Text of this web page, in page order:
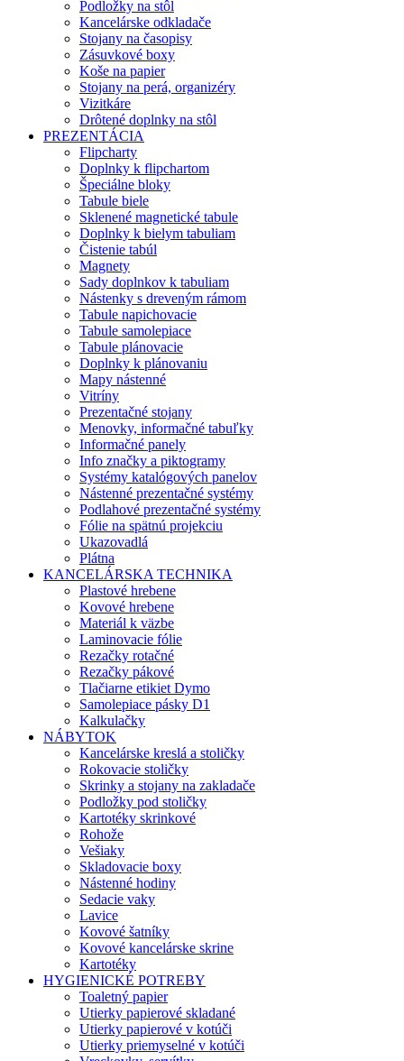
Podložky na stôl
Kancelárske odkladače
Stojany na časopisy
Zásuvkové boxy
Koše na papier
Stojany na perá, organizéry
Vizitkáre
Drôtené doplnky na stôl
PREZENTÁCIA
Flipcharty
Doplnky k flipchartom
Špeciálne bloky
Tabule biele
Sklenené magnetické tabule
Doplnky k bielym tabuliam
Čistenie tabúl
Magnety
Sady doplnkov k tabuliam
Nástenky s dreveným rámom
Tabule napichovacie
Tabule samolepiace
Tabule plánovacie
Doplnky k plánovaniu
Mapy nástenné
Vitríny
Prezentačné stojany
Menovky, informačné tabuľky
Informačné panely
Info značky a piktogramy
Systémy katalógových panelov
Nástenné prezentačné systémy
Podlahové prezentačné systémy
Fólie na spätnú projekciu
Ukazovadlá
Plátna
KANCELÁRSKA TECHNIKA
Plastové hrebene
Kovové hrebene
Materiál k väzbe
Laminovacie fólie
Rezačky rotačné
Rezačky pákové
Tlačiarne etikiet Dymo
Samolepiace pásky D1
Kalkulačky
NÁBYTOK
Kancelárske kreslá a stoličky
Rokovacie stoličky
Skrinky a stojany na zakladače
Podložky pod stoličky
Kartotéky skrinkové
Rohože
Vešiaky
Skladovacie boxy
Nástenné hodiny
Sedacie vaky
Lavice
Kovové šatníky
Kovové kancelárske skrine
Kartotéky
HYGIENICKÉ POTREBY
Toaletný papier
Utierky papierové skladané
Utierky papierové v kotúči
Utierky priemyselné v kotúči